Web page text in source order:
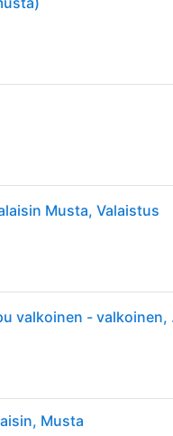
Musta, Valaistus
Philips
Musta